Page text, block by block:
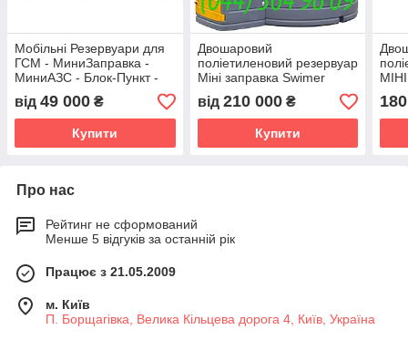
Мобільні Резервуари для
ГСМ - МиниЗаправка -
МиниАЗС - Блок-Пункт -
Автозаправка
від 49 000 ₴
Купити
Двошаровий
поліетиленовий резервуар
Міні заправка Swimer
10000 FUDPS
від 210 000₴
Купити
Про нас
Рейтинг не сформований
Менше 5 відгуків за останній рік
Працює з 21.05.2009
м. Київ
П. Борщагівка, Велика Кільцева дорога 4, Київ, Україна